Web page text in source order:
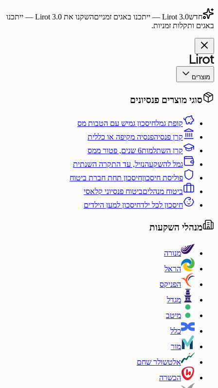
חדשLirot 3.0 — ייתכנו באגים זמנייםהשקנו את Lirot 3.0— ייתכנו
באגים ותקלות זמניות.
מוצרים
סוגי מוצרים פנסיונים
קופת גמלחיסכון גמיש עם הטבות מס
קרן פנסיהפנסיה מקיפה או כללית
קרן השתלמות6 שנים, פטור ממס
גמל להשקעהנזיל, עד התקרה השנתית
פוליסת חיסכוןחיסכון תחת חברת ביטוח
ביטוח מנהליםביטוח פנסיוני קלאסי
חיסכון לכל ילדחיסכון למען הילדים
מנהלי השקעות
מנורה
הראל
הפניקס
מגדל
מיטב
כלל
מור
אלטשולר שחם
הכשרה